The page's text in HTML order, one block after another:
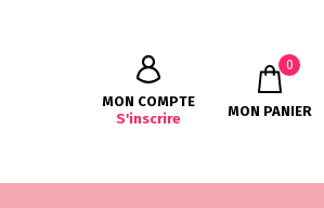
MON COMPTE
S'inscrire
0
MON PANIER